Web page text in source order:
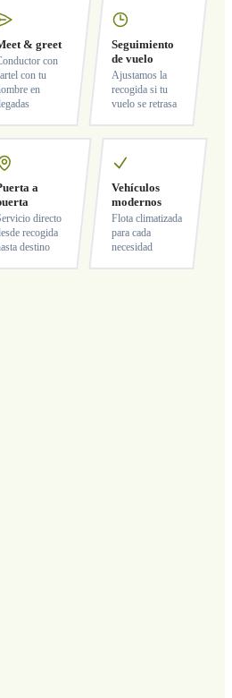
& greet
con
con tu
en
Seguimiento
de vuelo
Ajustamos la
recogida si tu
vuelo se retrasa
a
directo
recogida
destino
Vehículos
modernos
Flota climatizada
para cada
necesidad